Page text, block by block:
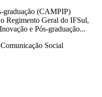
graduação (CAMPIP)
Regimento Geral do IFSul,
e Pós-graduação...
Social